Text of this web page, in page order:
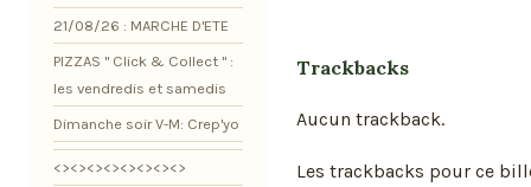
Trackbacks
Aucun trackback.
Les trackbacks pour ce
21/08/26 : MARCHE D'ETE
PIZZAS " Click & Collect " :
les vendredis et samedis
Dimanche soir V-M: Crep'yo
<><><><><><><><>